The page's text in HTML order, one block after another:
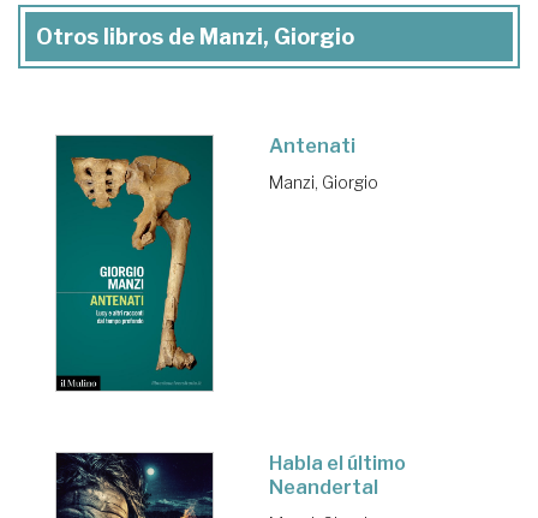
Otros libros de Manzi, Giorgio
Antenati
Manzi, Giorgio
Habla el último
Neandertal